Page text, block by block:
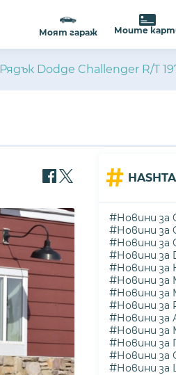
Моят гараж Моите
Рядък Dodge Challenger R/T
#
#Новини за
#Новини за
#Новини за
#Новини за
#Новини за
#Новини за
#Новини за
#Новини за
#Новини за
#Новини
#Новини за
#Новини за
#Новини за